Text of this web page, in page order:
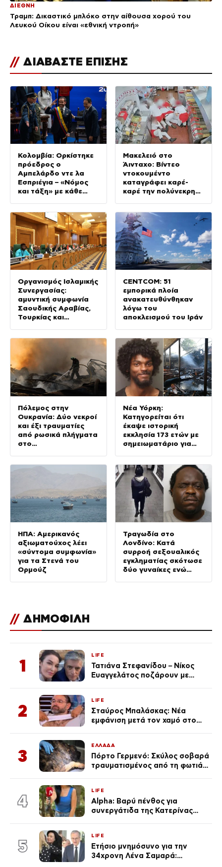
ΔΙΕΘΝΗ
Τραμπ: Δικαστικό μπλόκο στην αίθουσα χορού του
Λευκού Οίκου είναι «εθνική ντροπή»
// ΔΙΑΒΑΣΤΕ ΕΠΙΣΗΣ
Κολομβία: Ορκίστηκε
πρόεδρος ο
Αμπελάρδο ντε λα
Εσπριέγια – «Νόμος
και τάξη» με κάθε
Μακελειό στο
Άινταχο: Βίντεο
ντοκουμέντο
καταγράφει καρέ-
καρέ την πολύνεκρη
Οργανισμός Ισλαμικής
Συνεργασίας:
αμυντική συμφωνία
Σαουδικής Αραβίας,
Τουρκίας και
CENTCOM: 51
εμπορικά πλοία
ανακατευθύνθηκαν
λόγω του
αποκλεισμού του Ιράν
Πόλεμος στην
Ουκρανία: Δύο νεκροί
και έξι τραυματίες
από ρωσικά πλήγματα
στο
Νέα Υόρκη:
Κατηγορείται ότι
έκαψε ιστορική
εκκλησία 173 ετών με
σημειωματάριο για
ΗΠΑ: Αμερικανός
αξιωματούχος λέει
«σύντομα συμφωνία»
για τα Στενά του
Ορμούζ
Τραγωδία στο
Λονδίνο: Κατά
συρροή σεξουαλικός
εγκληματίας σκότωσε
δύο γυναίκες ενώ
// ΔΗΜΟΦΙΛΗ
1
LIFE
Τατιάνα Στεφανίδου – Νίκος
Ευαγγελάτος ποζάρουν με
2
LIFE
Σταύρος Μπαλάσκας: Νέα
εμφάνιση μετά τον χαμό στο
3
ΕΛΛΑΔΑ
Πόρτο Γερμενό: Σκύλος σοβαρά
τραυματισμένος από τη φωτιά
4
LIFE
Alpha: Βαρύ πένθος για
συνεργάτιδα της Κατερίνας
του Θεού»
5
LIFE
Ετήσιο μνημόσυνο για την
34χρονη Λένα Σαμαρά: